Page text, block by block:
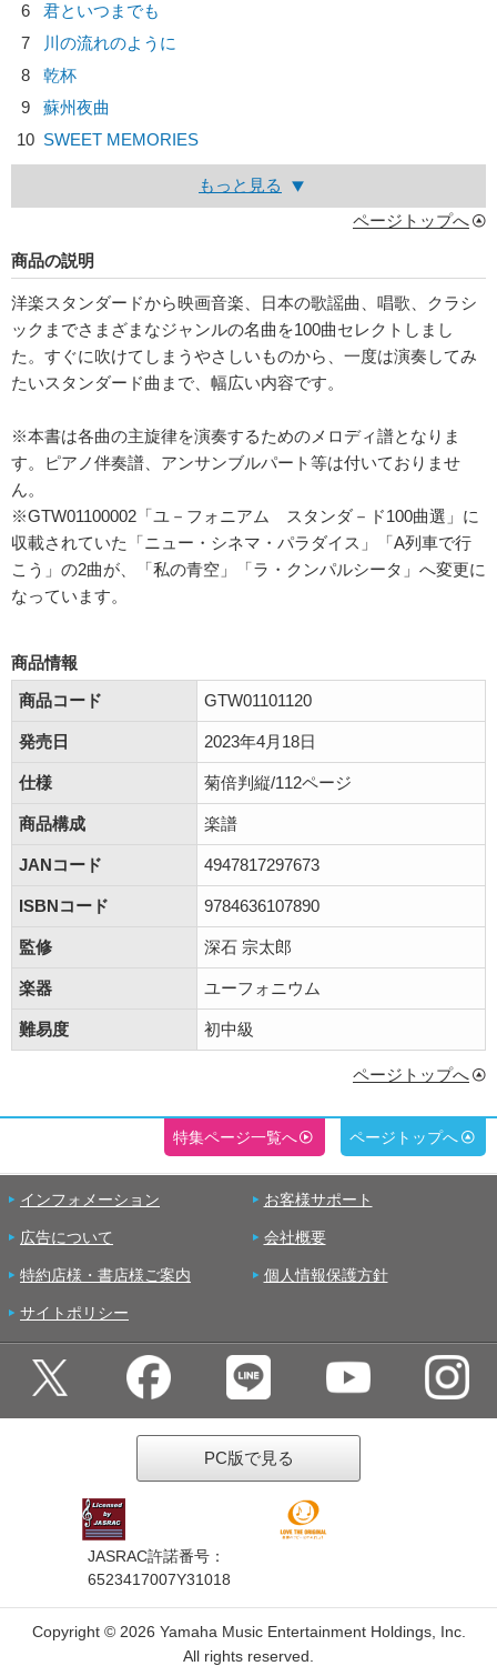
6
君といつまでも
7
川の流れのように
8
乾杯
9
蘇州夜曲
10 SWEET MEMORIES
もっと見る
ページトップへ
商品の説明
洋楽スタンダードから映画音楽、日本の歌謡曲、唱歌、クラシ
ックまでさまざまなジャンルの名曲を100曲セレクトしまし
た。すぐに吹けてしまうやさしいものから、一度は演奏してみ
たいスタンダード曲まで、幅広い内容です。
※本書は各曲の主旋律を演奏するためのメロディ譜となりま
す。ピアノ伴奏譜、アンサンブルパート等は付いておりませ
ん。
※GTW01100002「ユ－フォニアム スタンダ－ド100曲選」に
収載されていた「ニュー・シネマ・パラダイス」「A列車で行
こう」の2曲が、「私の青空」「ラ・クンパルシータ」へ変更に
なっています。
商品情報
商品コード
GTW01101120
発売日 2023年4月18日
仕様 菊倍判縦/112ページ
商品構成 楽譜
JANコード 4947817297673
ISBNコード 9784636107890
監修 深石 宗太郎
楽器 ユーフォニウム
難易度 初中級
ページトップへ
特集ページ一覧へ ページトップへ
インフォメーション お客様サポート
広告について 会社概要
特約店様・書店様ご案内 個人情報保護方針
サイトポリシー
PC版で見る
JASRAC許諾番号：
6523417007Y31018
Copyright © 2026 Yamaha Music Entertainment Holdings, Inc.
All rights reserved.